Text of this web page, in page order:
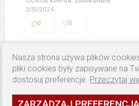
2/15/2024
0
0
Magda
5
Ocena klienta:Doskonale
0
0
Nasza strona używa plików
pliki cookies były zapisywane na
dostosuj preferencje. Przeczytaj